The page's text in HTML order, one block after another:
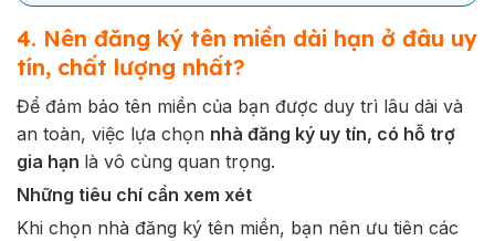
4. Nên đăng ký tên miền dài hạn ở đâu uy
tín, chất lượng nhất?
Để đảm bảo tên miền của bạn được duy trì lâu dài và
an toàn, việc lựa chọn nhà đăng ký uy tín, có hỗ trợ
gia hạn là vô cùng quan trọng.
Những tiêu chí cần xem xét
Khi chọn nhà đăng ký tên miền, bạn nên ưu tiên các